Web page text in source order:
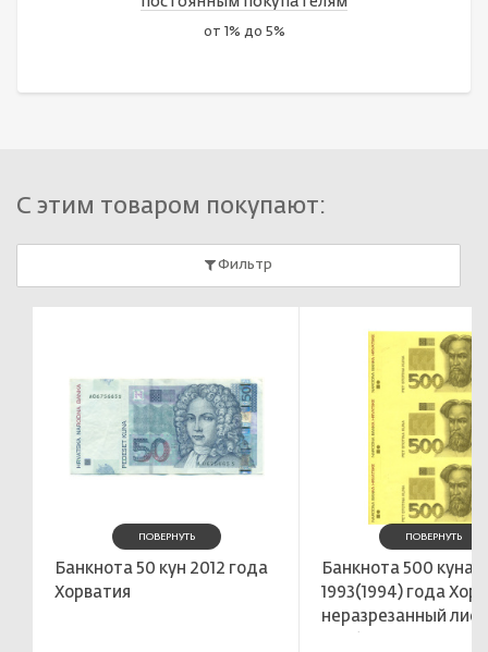
от 1% до 5%
С этим товаром покупают:
Фильтр
ПОВЕРНУТЬ
Банкнота 50 кун 2012 года
Хорватия
ПОВЕРНУТЬ
Банкнота 500 куна
1993(1994) года
неразрезанный